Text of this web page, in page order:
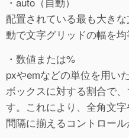
配置されている最も大き
動で文字グリッドの幅を均
・数値または%
pxやemなどの単位を用い
ボックスに対する割合で
す。これにより、全角文
間隔に揃えるコントロール